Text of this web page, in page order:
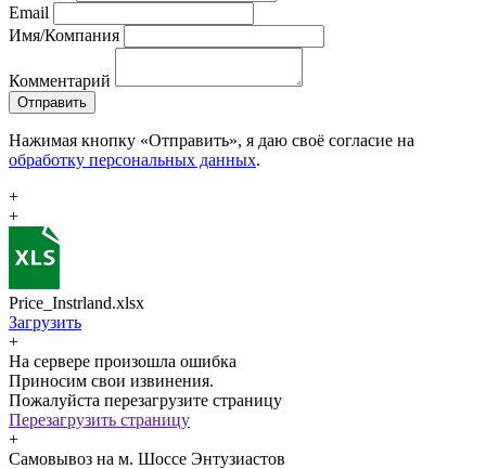
Email
Имя/Компания
Комментарий
Отправить
Нажимая кнопку «Отправить», я даю своё согласие на
обработку персональных данных.
+
+
Price_Instrland.xlsx
Загрузить
+
На сервере произошла ошибка
Приносим свои извинения.
Пожалуйста перезагрузите страницу
Перезагрузить страницу
+
Самовывоз на м. Шоссе Энтузиастов